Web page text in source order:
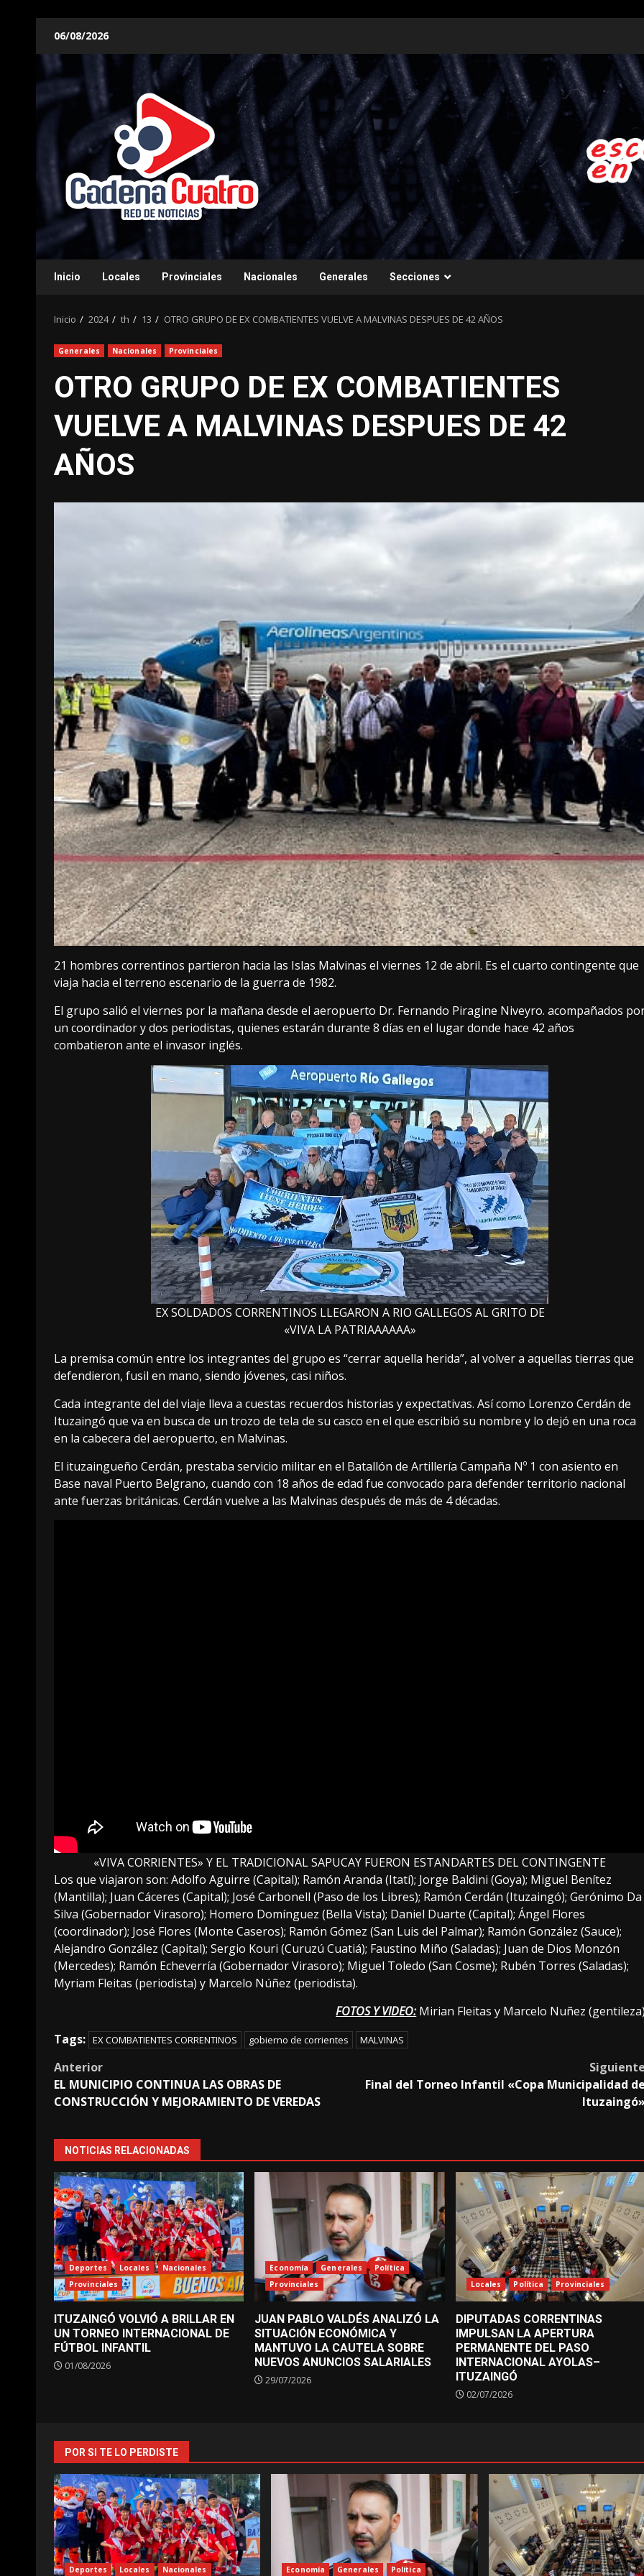
contenido
06/08/2026
Inicio Locales Provinciales Nacionales Generales Secciones
Inicio 2024 th 13 OTRO GRUPO DE EX COMBATIENTES VUELVE A MALVINAS DESPUES DE 42 AÑOS
Generales Nacionales Provinciales
OTRO GRUPO DE EX COMBATIENTES
VUELVE A MALVINAS DESPUES DE 42
AÑOS
21 hombres correntinos partieron hacia las Islas Malvinas el viernes 12 de abril. Es el cuarto contingente que
viaja hacia el terreno escenario de la guerra de 1982.
El grupo salió el viernes por la mañana desde el aeropuerto Dr. Fernando Piragine Niveyro. acompañados
un coordinador y dos periodistas, quienes estarán durante 8 días en el lugar donde hace 42 años
combatieron ante el invasor inglés.
EX SOLDADOS CORRENTINOS LLEGARON A RIO GALLEGOS AL GRITO DE
«VIVA LA PATRIAAAAAA»
La premisa común entre los integrantes del grupo es “cerrar aquella herida”, al volver a aquellas tierras que
defendieron, fusil en mano, siendo jóvenes, casi niños.
Cada integrante del del viaje lleva a cuestas recuerdos historias y expectativas. Así como Lorenzo Cerdán de
Ituzaingó que va en busca de un trozo de tela de su casco en el que escribió su nombre y lo dejó en una roca
en la cabecera del aeropuerto, en Malvinas.
El ituzaingueño Cerdán, prestaba servicio militar en el Batallón de Artillería Campaña Nº 1 con asiento en
Base naval Puerto Belgrano, cuando con 18 años de edad fue convocado para defender territorio nacional
ante fuerzas británicas. Cerdán vuelve a las Malvinas después de más de 4 décadas.
«VIVA CORRIENTES» Y EL TRADICIONAL SAPUCAY FUERON ESTANDARTES DEL CONTINGENTE
Los que viajaron son: Adolfo Aguirre (Capital); Ramón Aranda (Itatí); Jorge Baldini (Goya); Miguel Benítez
(Mantilla); Juan Cáceres (Capital); José Carbonell (Paso de los Libres); Ramón Cerdán (Ituzaingó); Gerónimo Da
Silva (Gobernador Virasoro); Homero Domínguez (Bella Vista); Daniel Duarte (Capital); Ángel Flores
(coordinador); José Flores (Monte Caseros); Ramón Gómez (San Luis del Palmar); Ramón González (Sauce);
Alejandro González (Capital); Sergio Kouri (Curuzú Cuatiá); Faustino Miño (Saladas); Juan de Dios Monzón
(Mercedes); Ramón Echeverría (Gobernador Virasoro); Miguel Toledo (San Cosme); Rubén Torres (Saladas);
Myriam Fleitas (periodista) y Marcelo Núñez (periodista).
FOTOS Y VIDEO:Mirian Fleitas y Marcelo Nuñez
Tags: EX COMBATIENTES CORRENTINOS gobierno de corrientes MALVINAS
Post
navigation
Anterior
EL MUNICIPIO CONTINUA LAS OBRAS DE
CONSTRUCCIÓN Y MEJORAMIENTO DE VEREDAS
Final del Torneo Infantil «Copa Municipalidad
NOTICIAS RELACIONADAS
Deportes Locales
Nacionales
Provinciales
ITUZAINGÓ VOLVIÓ A BRILLAR EN
UN TORNEO INTERNACIONAL DE
FÚTBOL INFANTIL
01/08/2026
Economía Generales
Política
Provinciales
JUAN PABLO VALDÉS ANALIZÓ LA
SITUACIÓN ECONÓMICA Y
MANTUVO LA CAUTELA SOBRE
NUEVOS ANUNCIOS SALARIALES
29/07/2026
Locales Política Provinciales
DIPUTADAS CORRENTINAS
IMPULSAN LA APERTURA
PERMANENTE DEL PASO
INTERNACIONAL AYOLAS–
ITUZAINGÓ
02/07/2026
POR SI TE LO PERDISTE
Deportes Locales Nacionales Economía Generales Política